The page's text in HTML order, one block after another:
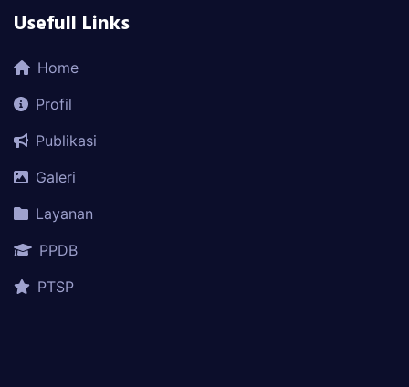
Usefull Links
Home
Profil
Publikasi
Galeri
Layanan
PPDB
PTSP